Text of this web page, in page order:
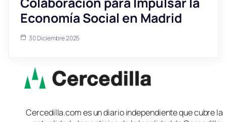
Economía Social en Madrid
30 Diciembre 2025
Cercedilla.com es un diario independiente que cubre la